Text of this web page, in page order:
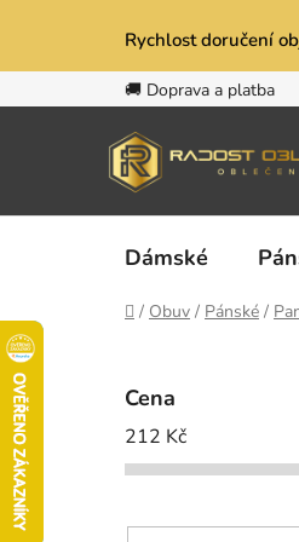
obsah
Rychlost doručení
🚚 Doprava a platba
Dámské
Domů
/ Obuv / Pánské /
Cena
212 Kč